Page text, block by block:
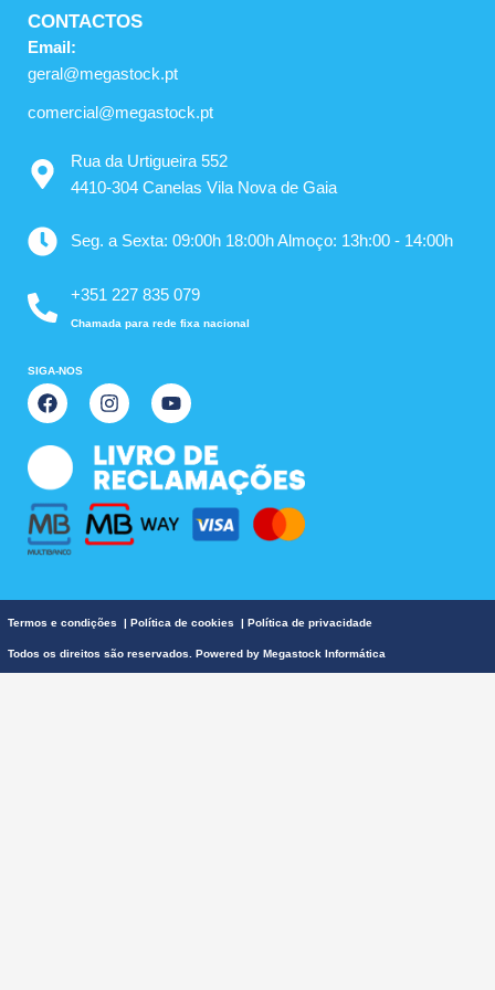
CONTACTOS
Email:
geral@megastock.pt
comercial@megastock.pt
Rua da Urtigueira 552
4410-304 Canelas Vila Nova de Gaia
Seg. a Sexta: 09:00h 18:00h Almoço: 13h:00 - 14:00h
+351 227 835 079
Chamada para rede fixa nacional
SIGA-NOS
F
a
e
o
o
k
I
n
t
a
g
r
a
m
Y
o
t
u
b
Termos e condições | Política de cookies | Política de privacidade
Todos os direitos são reservados. Powered by Megastock Informática